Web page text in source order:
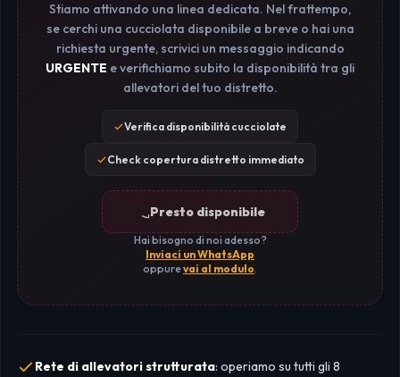
Stiamo attivando una linea dedicata. Nel frattempo,
se cerchi una cucciolata disponibile a breve o hai una
richiesta urgente, scrivici un messaggio indicando
URGENTE e verifichiamo subito la disponibilità tra gli
allevatori del tuo distretto.
Verifica disponibilità cucciolate
Check copertura distretto immediato
Presto disponibile
Hai bisogno di noi adesso?
Inviaci un WhatsApp
oppurevai al modulo.
Rete di allevatori strutturata: operiamo su tutti gli 8